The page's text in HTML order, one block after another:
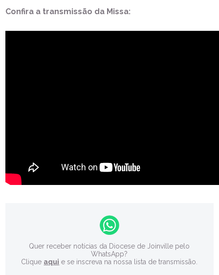
Confira a transmissão da Missa:
Quer receber notícias da Diocese de Joinville pelo
WhatsApp?
Clique aqui e se inscreva na nossa lista de transmissão.